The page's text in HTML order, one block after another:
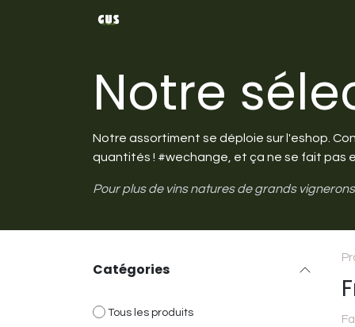
Notre
Notre assortiment se déploie sur l'eshop.
quantités ! #wechange, et ça ne se fait pas
Pour plus de vins natures de grands
Catégories
Tous les ​produits